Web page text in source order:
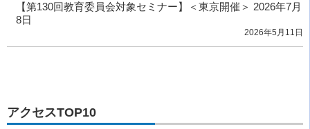
【第130回教育委員会対象セミナー】＜東京開催＞ 2026年7月
8日
2026年5月11日
アクセスTOP10